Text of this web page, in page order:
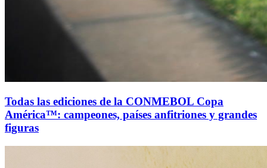
Todas las ediciones de la CONMEBOL Copa
América™: campeones, países anfitriones y grandes
figuras